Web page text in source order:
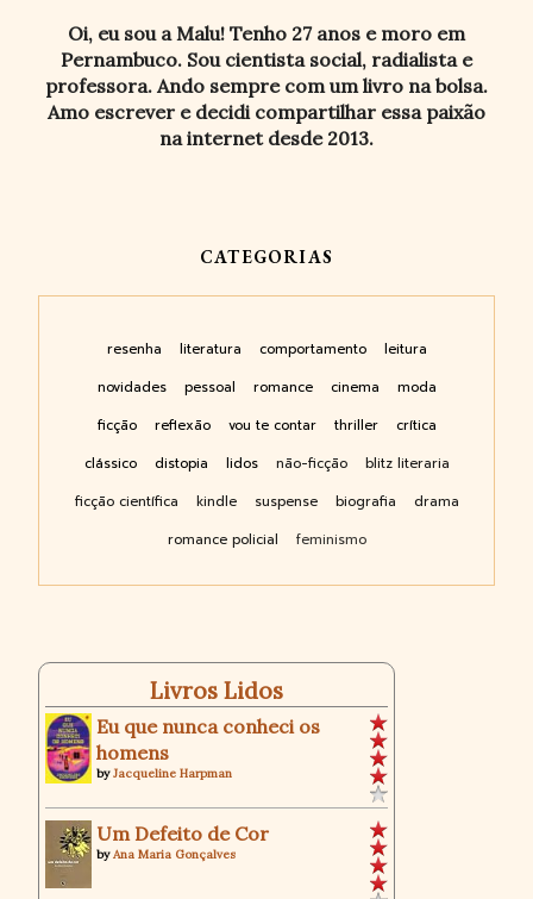
Oi, eu sou a Malu! Tenho 27 anos e moro em
Pernambuco. Sou cientista social, radialista e
professora. Ando sempre com um livro na bolsa.
Amo escrever e decidi compartilhar essa paixão
na internet desde 2013.
CATEGORIAS
resenha literatura comportamento
leitura
novidades
pessoal romance cinema
moda
ficção
reflexão vou te contar thriller
crítica
clássico
distopia lidos não-ficção
blitz literaria
ficção científica
kindle suspense biografia
drama
romance policial
feminismo
Livros Lidos
Eu que nunca conheci os
homens
byJacqueline Harpman
Um Defeito de Cor
byAna Maria Gonçalves